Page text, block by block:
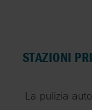
STAZIONI
La pulizia